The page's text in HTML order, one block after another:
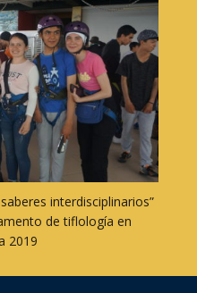
interdisciplinarios”
de tiflología en
2019